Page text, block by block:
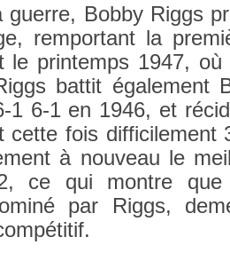
Bobby Riggs
re­mpor­tant la
le prin­temps 1947, où
bat­tit égale­ment
1 6-1 en 1946, et
cette fois dif­ficile­ment
à nouveau le
ce qui montre
par Riggs,